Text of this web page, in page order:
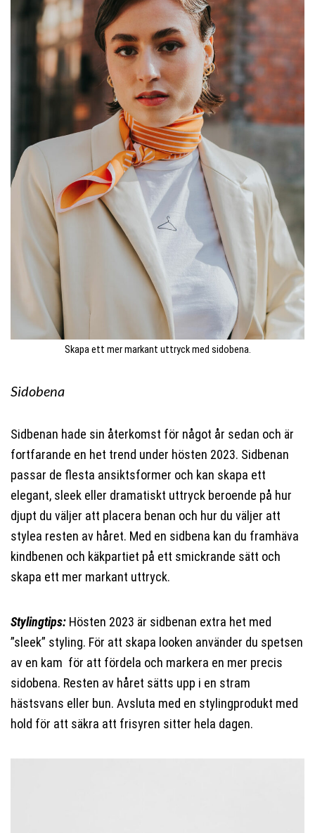
Skapa ett mer markant uttryck med sidobena.
Sidobena
Sidbenan hade sin återkomst för något år sedan och är
fortfarande en het trend under hösten 2023. Sidbenan
passar de flesta ansiktsformer och kan skapa ett
elegant, sleek eller dramatiskt uttryck beroende på hur
djupt du väljer att placera benan och hur du väljer att
stylea resten av håret. Med en sidbena kan du framhäva
kindbenen och käkpartiet på ett smickrande sätt och
skapa ett mer markant uttryck.
Stylingtips: Hösten 2023 är sidbenan extra het med
”sleek” styling. För att skapa looken använder du spetsen
av en kam för att fördela och markera en mer precis
sidobena. Resten av håret sätts upp i en stram
hästsvans eller bun. Avsluta med en stylingprodukt med
hold för att säkra att frisyren sitter hela dagen.